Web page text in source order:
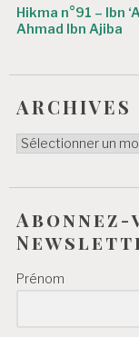
Hikma n°91 – Ibn
Ahmad Ibn Ajiba
ARCHIVES
ARCHIVES
Prénom